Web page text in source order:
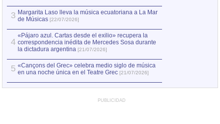
3 Margarita Laso lleva la música ecuatoriana a La Mar
de Músicas [22/07/2026]
4
«Pájaro azul. Cartas desde el exilio» recupera la
correspondencia inédita de Mercedes Sosa durante
la dictadura argentina [21/07/2026]
5 «Cançons del Grec» celebra medio siglo de música
en una noche única en el Teatre Grec [21/07/2026]
PUBLICIDAD